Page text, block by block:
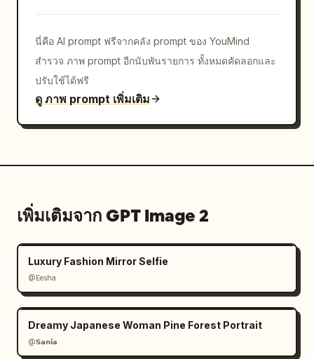
นี่คือ AI prompt ฟรีจากคลัง prompt ของ YouMind
สำรวจ ภาพ prompt อีกนับพันรายการ ทั้งหมดคัดลอกและ
ปรับใช้ได้ฟรี
ดู ภาพ prompt เพิ่มเติม
เพิ่มเติมจาก GPT Image 2
Luxury Fashion Mirror Selfie
@Eesha
Dreamy Japanese Woman Pine Forest Portrait
@𝗦𝗮𝗻𝗶𝗮